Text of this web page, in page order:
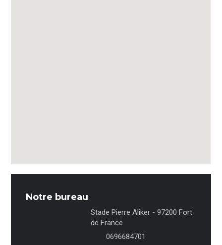
Notre bureau
Stade Pierre Aliker - 97200 Fort
de France
0696684701